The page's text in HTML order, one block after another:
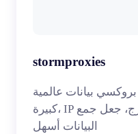
stormproxies
بيانات عالمية
كبيرة، IP السكنية النقية في الخارج، جعل جمع
البيانات أسهل